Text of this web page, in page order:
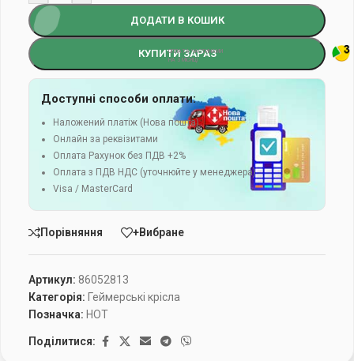
ДОДАТИ В КОШИК
КУПИТИ ЗАРАЗ
Доступні способи оплати:
Наложений платіж (Нова пошта)
Онлайн за реквізитами
Оплата Рахунок без ПДВ +2%
Оплата з ПДВ НДС (уточнюйте у менеджера)
Visa / MasterCard
Порівняння +Вибране
Артикул: 86052813
Категорія: Геймерські крісла
Позначка: HOT
Поділитися: